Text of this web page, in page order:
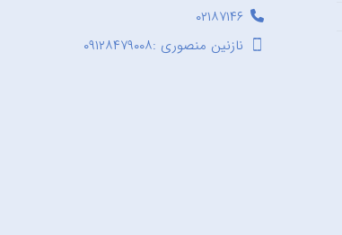
۰۲۱۸۷۱۴۶
نازنین منصوری :۰۹۱۲۸۴۷۹۰۰۸